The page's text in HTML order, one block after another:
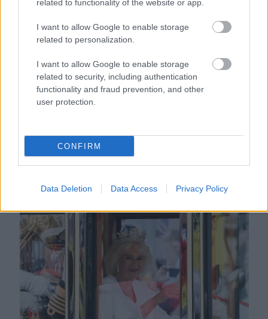
related to functionality of the website or app.
I want to allow Google to enable storage
related to personalization.
I want to allow Google to enable storage
related to security, including authentication
functionality and fraud prevention, and other
user protection.
CONFIRM
Data Deletion Data Access Privacy Policy
a királyi család tagjai
királyné - Fotók